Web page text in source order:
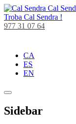
Cal
Troba Cal Sendra !
977 31 07 64
CA
ES
EN
Sidebar